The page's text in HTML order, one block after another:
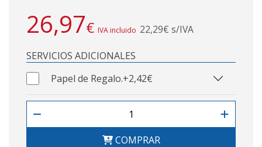
26,97€ IVA incluido 22,29€ s/IVA
SERVICIOS ADICIONALES
Papel de Regalo.+2,42€
COMPRAR